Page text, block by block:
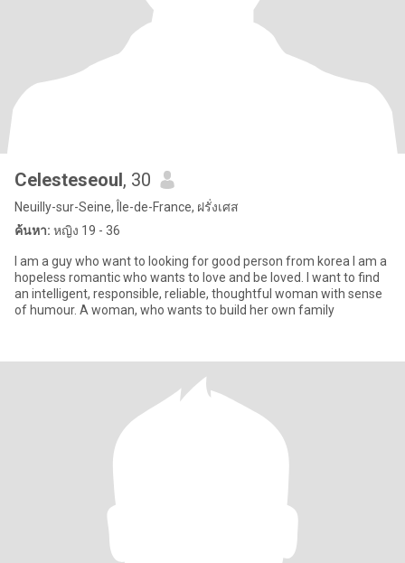
Celesteseoul, 30
Neuilly-sur-Seine, Île-de-France, ฝรั่งเศส
ค้นหา: หญิง 19 - 36
I am a guy who want to looking for good person from korea I am a
hopeless romantic who wants to love and be loved. I want to find
an intelligent, responsible, reliable, thoughtful woman with sense
of humour. A woman, who wants to build her own family